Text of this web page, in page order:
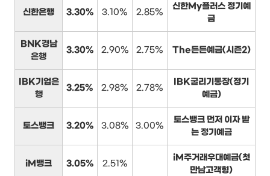
신한은행 3.30% 3.10% 2.85%
신한My플러스 정기예
금
BNK경남
은행
3.30% 2.90% 2.75% The든든예금(시즌2)
IBK기업은
행
3.25% 2.98% 2.78%
IBK굴리기통장(정기
예금)
토스뱅크 3.20% 3.08% 3.00%
토스뱅크 먼저 이자 받
는 정기예금
iM뱅크 3.05% 2.51%
iM주거래우대예금(첫
만남고객형)